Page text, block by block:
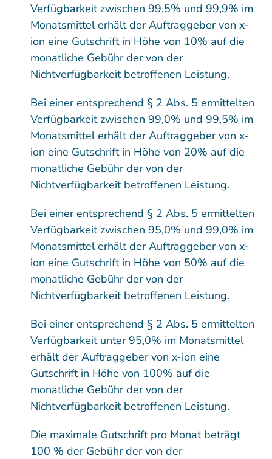
Verfügbarkeit zwischen 99,5% und 99,9% im
Monatsmittel erhält der Auftraggeber von x-
ion eine Gutschrift in Höhe von 10% auf die
monatliche Gebühr der von der
Nichtverfügbarkeit betroffenen Leistung.
Bei einer entsprechend § 2 Abs. 5 ermittelten
Verfügbarkeit zwischen 99,0% und 99,5% im
Monatsmittel erhält der Auftraggeber von x-
ion eine Gutschrift in Höhe von 20% auf die
monatliche Gebühr der von der
Nichtverfügbarkeit betroffenen Leistung.
Bei einer entsprechend § 2 Abs. 5 ermittelten
Verfügbarkeit zwischen 95,0% und 99,0% im
Monatsmittel erhält der Auftraggeber von x-
ion eine Gutschrift in Höhe von 50% auf die
monatliche Gebühr der von der
Nichtverfügbarkeit betroffenen Leistung.
Bei einer entsprechend § 2 Abs. 5 ermittelten
Verfügbarkeit unter 95,0% im Monatsmittel
erhält der Auftraggeber von x-ion eine
Gutschrift in Höhe von 100% auf die
monatliche Gebühr der von der
Nichtverfügbarkeit betroffenen Leistung.
Die maximale Gutschrift pro Monat beträgt
100 % der Gebühr der von der